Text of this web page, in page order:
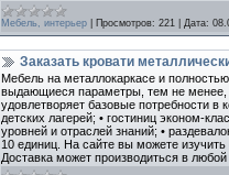
Мебель, интерьер Просмотров: 221 Дата:
Заказать кровати
Мебель на металлокаркасе и
выдающиеся параметры, тем не менее,
удовлетворяет базовые потребности
детских лагерей; • гостиниц эконом-
уровней и отраслей знаний; •
10 единиц. На сайте вы можете
Доставка может производиться в